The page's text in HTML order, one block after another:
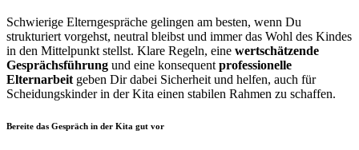
Schwierige Elterngespräche gelingen am besten, wenn Du
strukturiert vorgehst, neutral bleibst und immer das Wohl des Kindes
in den Mittelpunkt stellst. Klare Regeln, eine wertschätzende
Gesprächsführung und eine konsequent professionelle
Elternarbeit geben Dir dabei Sicherheit und helfen, auch für
Scheidungskinder in der Kita einen stabilen Rahmen zu schaffen.
Bereite das Gespräch in der Kita gut vor